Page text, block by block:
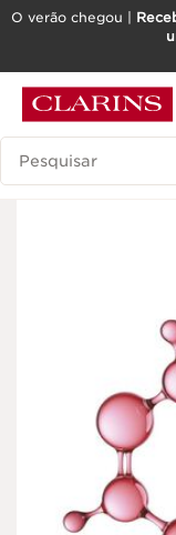
SALTAR PARA O
O verão chegou |
Pesquisar Legenda